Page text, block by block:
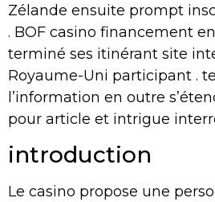
Zélande ensuite prompt
. BOF casino financement
terminé ses itinérant site
Royaume-Uni participant .
l’information en outre
pour article et intrigue
introduction
Le casino propose une